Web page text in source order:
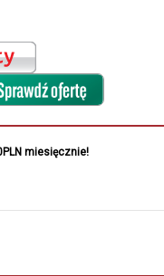
miesięcznie!